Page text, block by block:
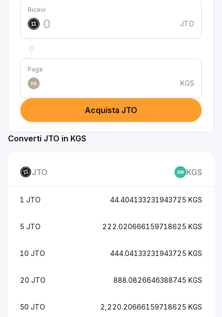
Ricevi
JTO
Paga
лв
KGS
Acquista JTO
Converti JTO in KGS
JTO KGS
1 JTO 44.404133231943725 KGS
5 JTO 222.020666159718625 KGS
10 JTO 444.04133231943725 KGS
20 JTO 888.0826646388745 KGS
50 JTO 2,220.20666159718625 KGS